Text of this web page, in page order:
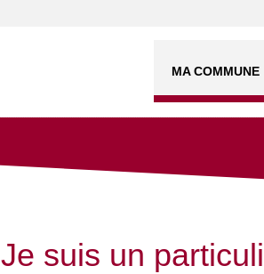
MA COMMUNE
Je suis un